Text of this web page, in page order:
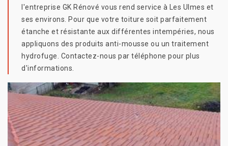
l'entreprise GK Rénové vous rend service à Les Ulmes et
ses environs. Pour que votre toiture soit parfaitement
étanche et résistante aux différentes intempéries, nous
appliquons des produits anti-mousse ou un traitement
hydrofuge. Contactez-nous par téléphone pour plus
d'informations.